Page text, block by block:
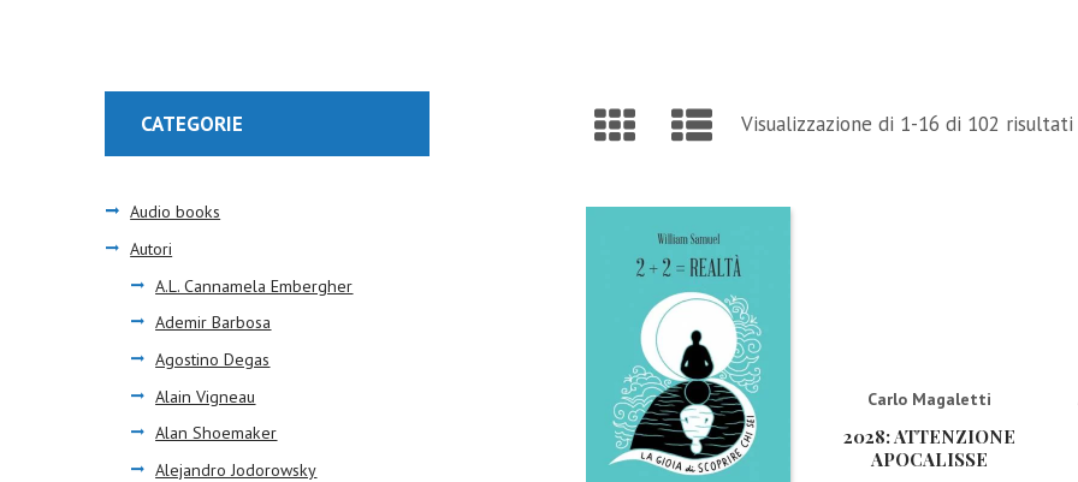
Visualizzazione di 1-16 di 102 risultati
Carlo Magaletti
2028: ATTENZIONE
APOCALISSE
CATEGORIE
Audio books
Autori
A.L. Cannamela Embergher
Ademir Barbosa
Agostino Degas
Alain Vigneau
Alan Shoemaker
Alejandro Jodorowsky